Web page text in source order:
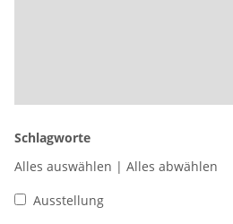
Schlagworte
Alles auswählen | Alles abwählen
Ausstellung